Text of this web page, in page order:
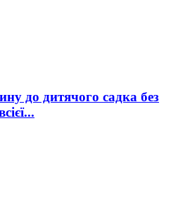
до дитячого садка без